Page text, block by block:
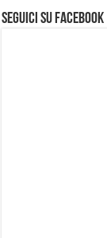
Seguici su Facebook